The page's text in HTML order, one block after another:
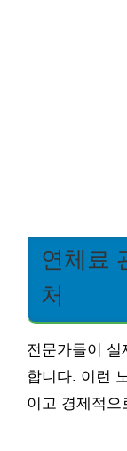
연체료
처
전문가들이 실
합니다. 이런
이고 경제적